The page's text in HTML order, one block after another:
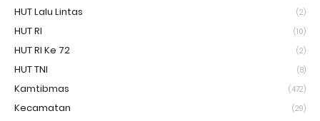
HUT Lalu Lintas (2)
HUT RI (10)
HUT RI Ke 72 (2)
HUT TNI (8)
Kamtibmas (472)
Kecamatan (29)